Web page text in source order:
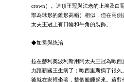
crown）。這頂王冠與法老的上埃及白
部為球形的錐形高帽）相似，但在兩
太夫王冠上有日輪和牛角的裝飾。
◆加冕與統治
拉在赫利奧波利斯用阿太夫王冠為歐
力讓新國王生病了；歐西里斯病了很久
後就在家裡坐著，整個臉腫起來。這